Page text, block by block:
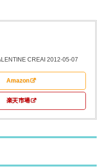
CREAI 2012-05-07
Amazon
楽天市場